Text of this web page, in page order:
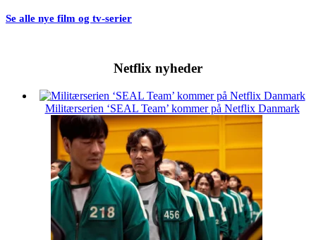
Se alle nye film og tv-serier
Netflix nyheder
Militærserien ‘SEAL Team’ kommer på Netflix Danmark